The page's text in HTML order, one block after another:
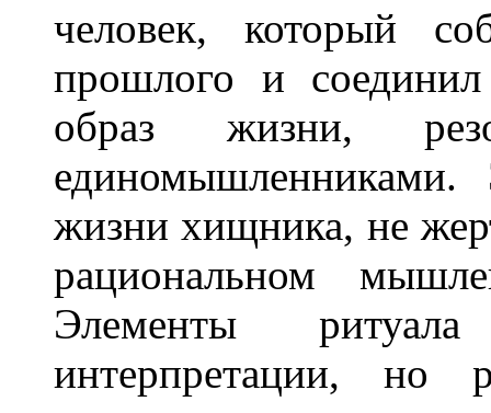
человек, который
прошлого и
образ жизни,
единомышленниками.
жизни хищника, не
рациональном
Элементы
интерпретации, но